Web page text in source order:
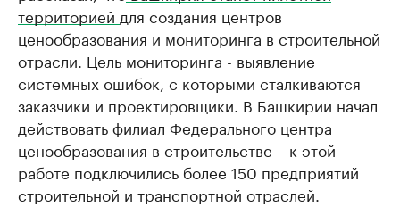
территорией для создания центров
ценообразования и мониторинга в строительной
отрасли. Цель мониторинга - выявление
системных ошибок, с которыми сталкиваются
заказчики и проектировщики. В Башкирии начал
действовать филиал Федерального центра
ценообразования в строительстве – к этой
работе подключились более 150 предприятий
строительной и транспортной отраслей.